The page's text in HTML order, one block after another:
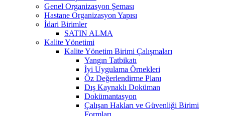
Genel Organizasyon Şeması
Hastane Organizasyon Yapısı
İdari Birimler
SATIN ALMA
Kalite Yönetimi
Kalite Yönetim Birimi Çalışmaları
Yangın Tatbikatı
İyi Uygulama Örnekleri
Öz Değerlendirme Planı
Dış Kaynaklı Doküman
Dokümantasyon
Çalışan Hakları ve Güvenliği Birimi
Formları